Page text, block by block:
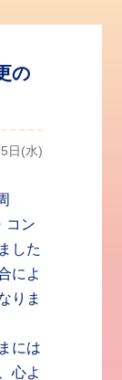
の
日(水)
コン
した
によ
りま
には
心よ